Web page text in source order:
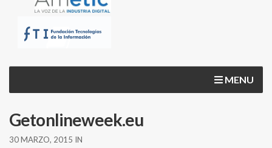
MENU
Getonlineweek.eu
30 MARZO, 2015 IN